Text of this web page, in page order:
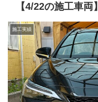
【4/22の施工車両】
施工実績